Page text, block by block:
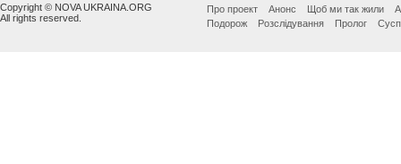
Copyright © NOVA UKRAINA.ORG
All rights reserved.
Про проект Анонс Щоб ми так жили
Подорож
Розслідування Пролог